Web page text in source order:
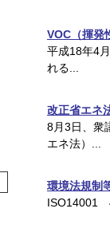
VOC（揮発
平成18年4
れる...
改正省エネ
8月3日、衆
エネ法）...
環境法規制
ISO14001